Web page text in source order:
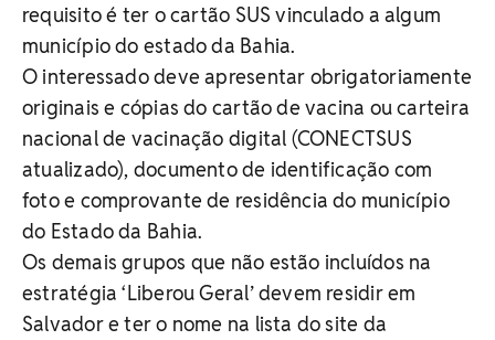
requisito é ter o cartão SUS vinculado a algum
município do estado da Bahia.
O interessado deve apresentar obrigatoriamente
originais e cópias do cartão de vacina ou carteira
nacional de vacinação digital (CONECTSUS
atualizado), documento de identificação com
foto e comprovante de residência do município
do Estado da Bahia.
Os demais grupos que não estão incluídos na
estratégia ‘Liberou Geral’ devem residir em
Salvador e ter o nome na lista do site da